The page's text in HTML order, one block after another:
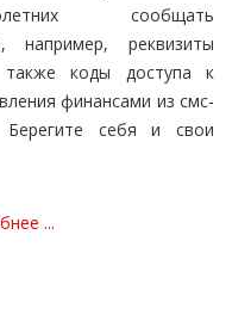
сообщать
например, реквизиты
также коды доступа к
финансами из смс-
Берегите себя и свои
...